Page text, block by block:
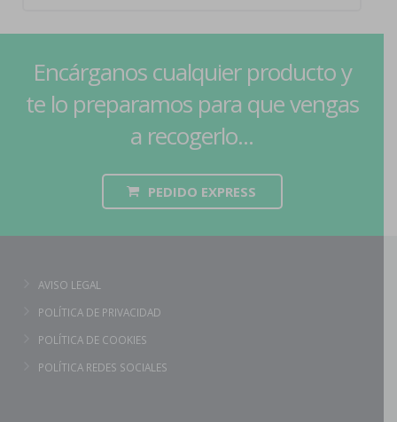
Encárganos cualquier producto y
te lo preparamos para que vengas
a recogerlo...
PEDIDO EXPRESS
AVISO LEGAL
POLÍTICA DE PRIVACIDAD
POLÍTICA DE COOKIES
POLÍTICA REDES SOCIALES